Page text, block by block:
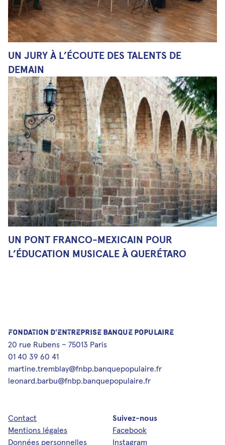
UN JURY À L’ÉCOUTE DES TALENTS DE
DEMAIN
UN PONT FRANCO-MEXICAIN POUR
L’ÉDUCATION MUSICALE À QUERÉTARO
FONDATION D’ENTREPRISE BANQUE POPULAIRE
20 rue Rubens – 75013 Paris
01 40 39 60 41
martine.tremblay@fnbp.banquepopulaire.fr
leonard.barbu@fnbp.banquepopulaire.fr
Contact
Mentions légales
Données personnelles
Suivez-nous
Facebook
Instagram